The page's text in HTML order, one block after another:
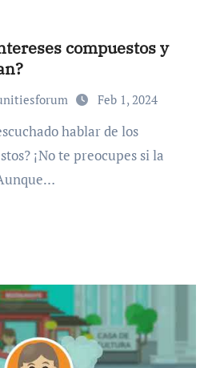
compuestos y
Feb 1, 2024
¡No te preocupes si la